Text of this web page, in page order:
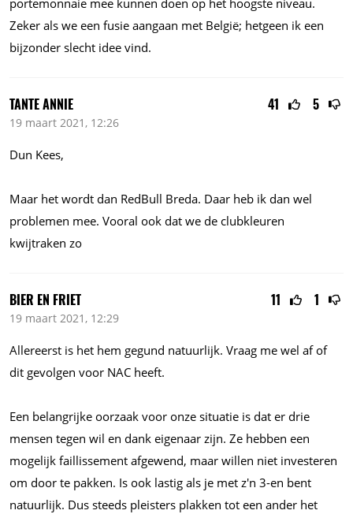
portemonnaie mee kunnen doen op het hoogste niveau.
Zeker als we een fusie aangaan met België; hetgeen ik een
bijzonder slecht idee vind.
41 5
TANTE ANNIE
19 maart 2021, 12:26
Dun Kees,
Maar het wordt dan RedBull Breda. Daar heb ik dan wel
problemen mee. Vooral ook dat we de clubkleuren
kwijtraken zo
11 1
BIER EN FRIET
19 maart 2021, 12:29
Allereerst is het hem gegund natuurlijk. Vraag me wel af of
dit gevolgen voor NAC heeft.
Een belangrijke oorzaak voor onze situatie is dat er drie
mensen tegen wil en dank eigenaar zijn. Ze hebben een
mogelijk faillissement afgewend, maar willen niet investeren
om door te pakken. Is ook lastig als je met z'n 3-en bent
natuurlijk. Dus steeds pleisters plakken tot een ander het